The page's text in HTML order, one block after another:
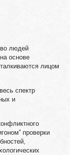
людей
основе
лицом
спектр
и
проверки